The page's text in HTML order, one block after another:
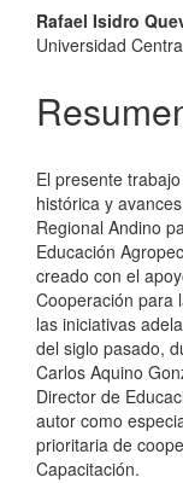
principal
del
Rafael Isidro
Universidad
El presente
histórica y
Regional Andino
Educación
creado con el
Cooperación para
las iniciativas
del siglo pasado,
Carlos Aquino
Director de
autor como
prioritaria de
Capacitación.